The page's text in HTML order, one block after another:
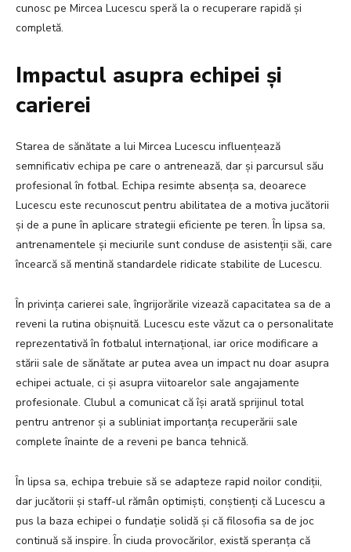
cunosc pe Mircea Lucescu speră la o recuperare rapidă și
completă.
Impactul asupra echipei și
carierei
Starea de sănătate a lui Mircea Lucescu influențează
semnificativ echipa pe care o antrenează, dar și parcursul său
profesional în fotbal. Echipa resimte absența sa, deoarece
Lucescu este recunoscut pentru abilitatea de a motiva jucătorii
și de a pune în aplicare strategii eficiente pe teren. În lipsa sa,
antrenamentele și meciurile sunt conduse de asistenții săi, care
încearcă să mentină standardele ridicate stabilite de Lucescu.
În privința carierei sale, îngrijorările vizează capacitatea sa de a
reveni la rutina obișnuită. Lucescu este văzut ca o personalitate
reprezentativă în fotbalul internațional, iar orice modificare a
stării sale de sănătate ar putea avea un impact nu doar asupra
echipei actuale, ci și asupra viitoarelor sale angajamente
profesionale. Clubul a comunicat că își arată sprijinul total
pentru antrenor și a subliniat importanța recuperării sale
complete înainte de a reveni pe banca tehnică.
În lipsa sa, echipa trebuie să se adapteze rapid noilor condiții,
dar jucătorii și staff-ul rămân optimiști, conștienți că Lucescu a
pus la baza echipei o fundație solidă și că filosofia sa de joc
continuă să inspire. În ciuda provocărilor, există speranța că